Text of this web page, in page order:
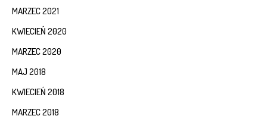
MARZEC 2021
KWIECIEŃ 2020
MARZEC 2020
MAJ 2018
KWIECIEŃ 2018
MARZEC 2018